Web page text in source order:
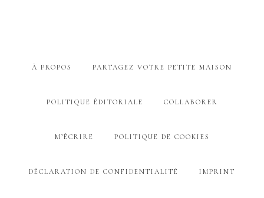
À PROPOS PARTAGEZ VOTRE PETITE MAISON
POLITIQUE ÉDITORIALE COLLABORER
M’ÉCRIRE POLITIQUE DE COOKIES
DÉCLARATION DE CONFIDENTIALITÉ IMPRINT